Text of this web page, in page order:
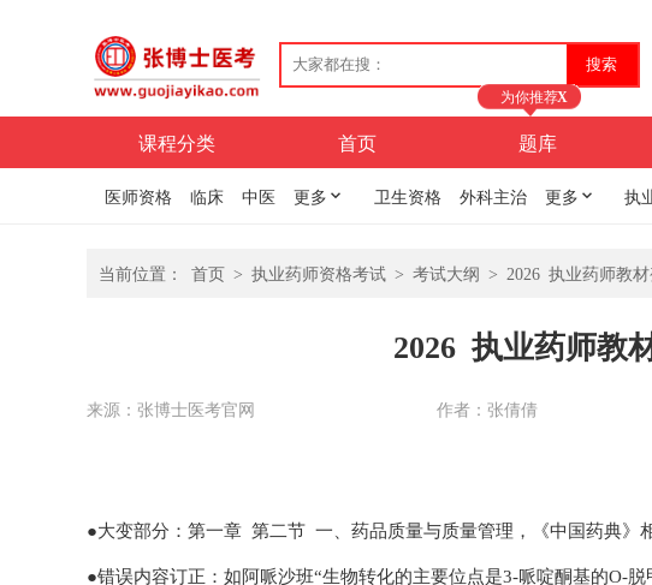
课程分类 首页 题库
为你推荐X
医师资格 临床 中医 更多 卫生资格 外科主治 更多  执
当前位置： 首页 > 执业药师资格考试 > 考试大纲 > 2026 执业药师教
2026 执业药师教
来源：张博士医考官网 作者：张倩倩
●大变部分：第一章 第二节 一、药品质量与质量管理，《中国药典》
●错误内容订正：如阿哌沙班“生物转化的主要位点是3-哌啶酮基的O-